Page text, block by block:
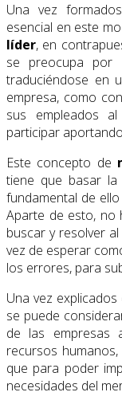
Una vez
esencial en este
líder, en
se preocupa por
traduciéndose en
empresa, como
sus empleados
participar
Este concepto de
tiene que basar
fundamental de
Aparte de esto, no
buscar y resolver
vez de esperar
los errores, para
Una vez
se puede
de las empresas
recursos
que para poder
necesidades del